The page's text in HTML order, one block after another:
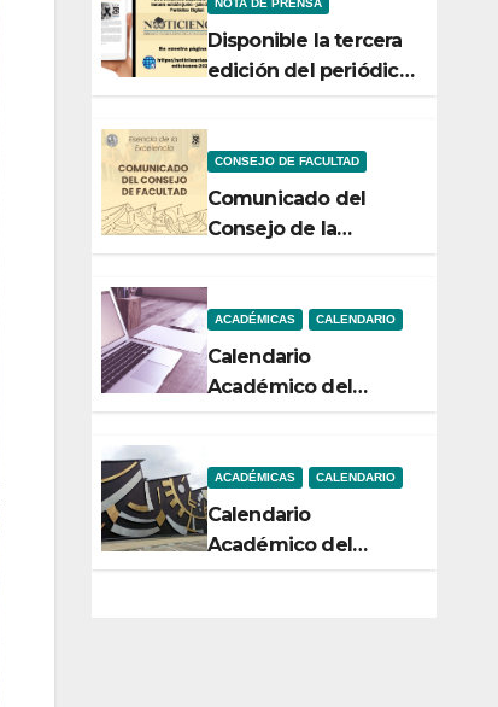
NOTA DE PRENSA
Disponible la tercera
edición del periódico
Noticiencias 2026
CONSEJO DE FACULTAD
Comunicado del
Consejo de la
ACADÉMICAS CALENDARIO
Calendario
Académico del
ACADÉMICAS CALENDARIO
Calendario
Académico del